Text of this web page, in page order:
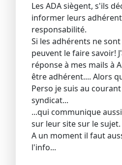
Les ADA siègent, s'ils
informer leurs
responsabilité.
Si les adhérents ne
peuvent le faire savoir!
réponse à mes mails à
être adhérent.... Alors
Perso je suis au
syndicat...
...qui communique
sur leur site sur le sujet.
A un moment il faut
l'info...